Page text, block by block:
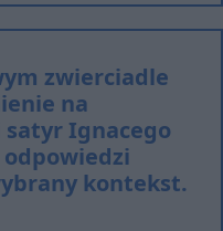
zwierciadle
na
satyr Ignacego
odpowiedzi
kontekst.